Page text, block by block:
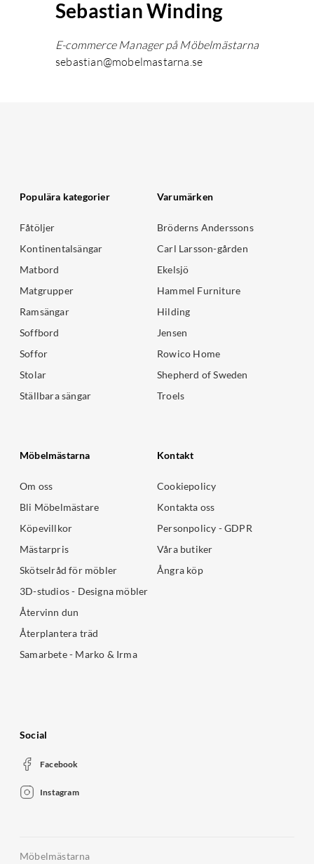
Sebastian Winding
E-commerce Manager på Möbelmästarna
sebastian@mobelmastarna.se
Populära kategorier
Fåtöljer
Kontinentalsängar
Matbord
Matgrupper
Ramsängar
Soffbord
Soffor
Stolar
Ställbara sängar
Varumärken
Bröderns Anderssons
Carl Larsson-gården
Ekelsjö
Hammel Furniture
Hilding
Jensen
Rowico Home
Shepherd of Sweden
Troels
Möbelmästarna
Om oss
Bli Möbelmästare
Köpevillkor
Mästarpris
Skötselråd för möbler
3D-studios - Designa möbler
Återvinn dun
Återplantera träd
Samarbete - Marko & Irma
Kontakt
Cookiepolicy
Kontakta oss
Personpolicy - GDPR
Våra butiker
Ångra köp
Social
Facebook
Instagram
Möbelmästarna